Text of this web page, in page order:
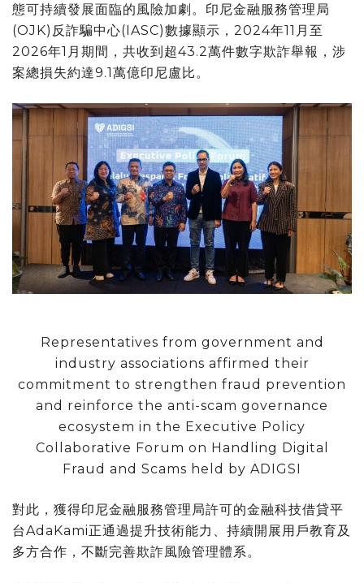
態可持續發展面臨的風險加劇。印尼金融服務管理局
(OJK)反詐騙中心(IASC)數據顯示，2024年11月至
2026年1月期間，共收到超43.2萬件數字欺詐舉報，涉
案總損失約達9.1萬億印尼盧比。
Representatives from government and
industry associations affirmed their
commitment to strengthen fraud prevention
and reinforce the anti-scam governance
ecosystem in the Executive Policy
Collaborative Forum on Handling Digital
Fraud and Scams held by ADIGSI
對此，獲得印尼金融服務管理局許可的金融科技借貸平
台AdaKami正通過提升技術能力、持續開展用戶教育及
多方合作，不斷完善欺詐風險管理體系。